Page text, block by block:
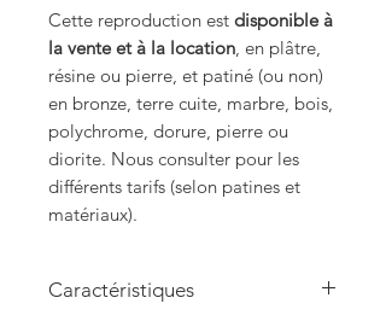
Cette reproduction est disponible à
la vente et à la location, en plâtre,
résine ou pierre, et patiné (ou non)
en bronze, terre cuite, marbre, bois,
polychrome, dorure, pierre ou
diorite. Nous consulter pour les
différents tarifs (selon patines et
matériaux).
Caractéristiques